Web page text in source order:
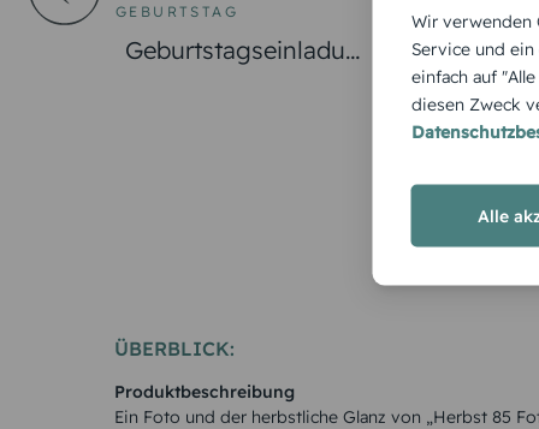
GEBURTSTAG
Geburtstagseinladun
FOTOKARTEN
g partielle
ÜBERBLICK:
Produktbeschreibung
Ein Foto und der herbstliche Glanz von „Herbst 85
Wir verwenden
Service und
einfach auf
diesen Zweck
Alle